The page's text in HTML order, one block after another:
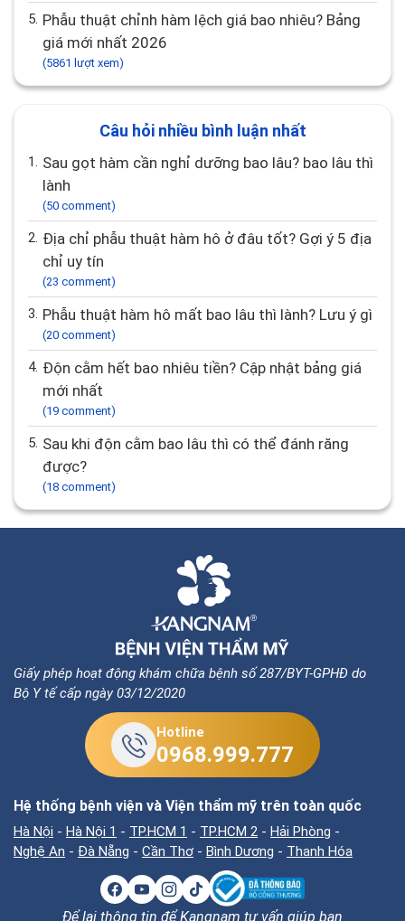
5. Phẫu thuật chỉnh hàm lệch giá bao nhiêu? Bảng
giá mới nhất 2026
(5861 lượt xem)
Câu hỏi nhiều bình luận nhất
1. Sau gọt hàm cần nghỉ dưỡng bao lâu? bao lâu thì
lành
(50 comment)
2. Địa chỉ phẫu thuật hàm hô ở đâu tốt? Gợi ý 5 địa
chỉ uy tín
(23 comment)
3. Phẫu thuật hàm hô mất bao lâu thì lành? Lưu ý gì
(20 comment)
4. Độn cằm hết bao nhiêu tiền? Cập nhật bảng giá
mới nhất
(19 comment)
5. Sau khi độn cằm bao lâu thì có thể đánh răng
được?
(18 comment)
Giấy phép hoạt động khám chữa bệnh số 287/BYT-GPHĐ do
Bộ Y tế cấp ngày 03/12/2020
Hotline
0968.999.777
Hệ thống bệnh viện và Viện thẩm mỹ trên toàn quốc
Hà Nội - Hà Nội 1 - TP.HCM 1 - TP.HCM 2 - Hải Phòng -
Nghệ An - Đà Nẵng - Cần Thơ - Bình Dương - Thanh Hóa
Để lại thông tin để Kangnam tư vấn giúp bạn